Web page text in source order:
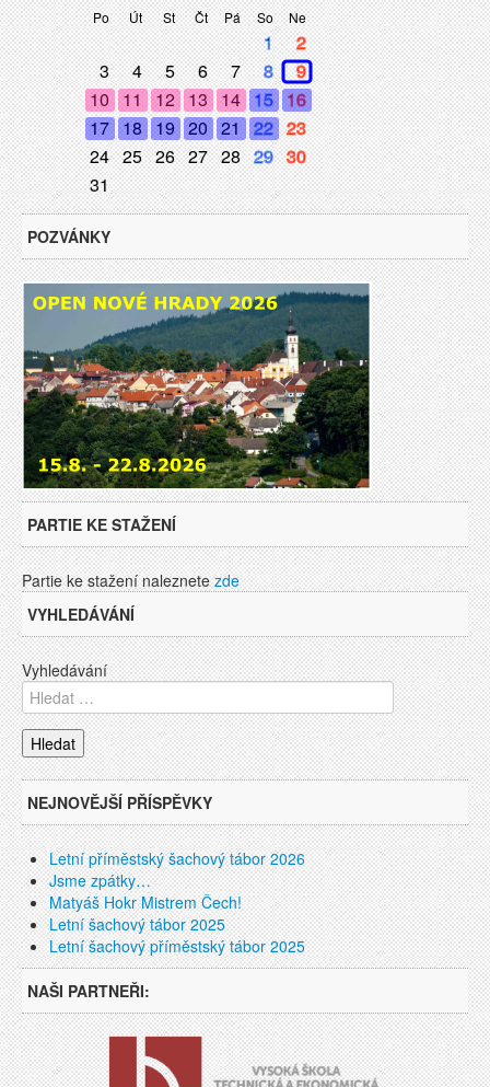
Po Út St Čt Pá So Ne
1
2
3
4 5 6 7 8
9
10
11 12 13 14 15 16
17 18 19 20 21 22 23
24 25 26 27 28 29 30
31
POZVÁNKY
PARTIE KE STAŽENÍ
Partie ke stažení naleznetezde
VYHLEDÁVÁNÍ
Vyhledávání
NEJNOVĚJŠÍ PŘÍSPĚVKY
Letní příměstský šachový tábor 2026
Jsme zpátky…
Matyáš Hokr Mistrem Čech!
Letní šachový tábor 2025
Letní šachový příměstský tábor 2025
NAŠI PARTNEŘI: